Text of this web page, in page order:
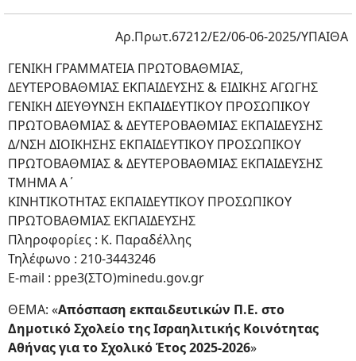
Αρ.Πρωτ.67212/Ε2/06-06-2025/ΥΠΑΙΘΑ
ΓΕΝΙΚΗ ΓΡΑΜΜΑΤΕΙΑ ΠΡΩΤΟΒΑΘΜΙΑΣ,
ΔΕΥΤΕΡΟΒΑΘΜΙΑΣ ΕΚΠΑΙΔΕΥΣΗΣ & ΕΙΔΙΚΗΣ ΑΓΩΓΗΣ
ΓΕΝΙΚΗ ΔΙΕΥΘΥΝΣΗ ΕΚΠΑΙΔΕΥΤΙΚΟΥ ΠΡΟΣΩΠΙΚΟΥ
ΠΡΩΤΟΒΑΘΜΙΑΣ & ΔΕΥΤΕΡΟΒΑΘΜΙΑΣ ΕΚΠΑΙΔΕΥΣΗΣ
Δ/ΝΣΗ ΔΙΟΙΚΗΣΗΣ ΕΚΠΑΙΔΕΥΤΙΚΟΥ ΠΡΟΣΩΠΙΚΟΥ
ΠΡΩΤΟΒΑΘΜΙΑΣ & ΔΕΥΤΕΡΟΒΑΘΜΙΑΣ ΕΚΠΑΙΔΕΥΣΗΣ
ΤΜΗΜΑ Α΄
ΚΙΝΗΤΙΚΟΤΗΤΑΣ ΕΚΠΑΙΔΕΥΤΙΚΟΥ ΠΡΟΣΩΠΙΚΟΥ
ΠΡΩΤΟΒΑΘΜΙΑΣ ΕΚΠΑΙΔΕΥΣΗΣ
Πληροφορίες : Κ. Παραδέλλης
Τηλέφωνο : 210-3443246
E-mail : ppe3(ΣΤΟ)minedu.gov.gr
ΘΕΜΑ: «Απόσπαση εκπαιδευτικών Π.Ε. στο
Δημοτικό Σχολείο της Ισραηλιτικής Κοινότητας
Αθήνας για τοΣχολικό Έτος 2025-2026»